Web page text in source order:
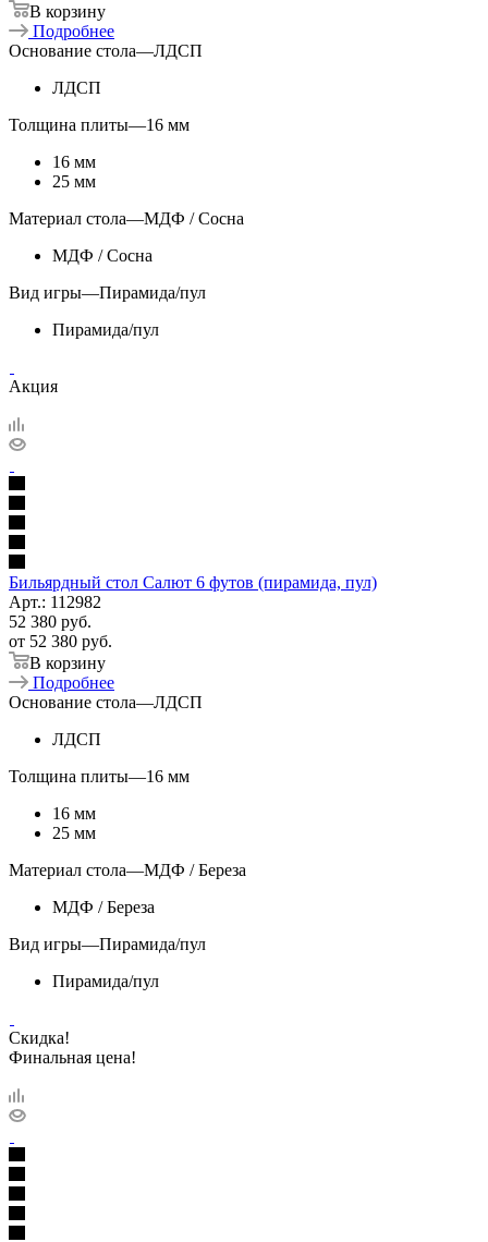
В корзину
Подробнее
Основание стола—ЛДСП
ЛДСП
Толщина плиты—16 мм
16 мм
25 мм
Материал стола—МДФ / Сосна
МДФ / Сосна
Вид игры—Пирамида/пул
Пирамида/пул
Акция
Бильярдный стол Салют 6 футов (пирамида, пул)
Арт.: 112982
52 380 руб.
от 52 380 руб.
В корзину
Подробнее
Основание стола—ЛДСП
ЛДСП
Толщина плиты—16 мм
16 мм
25 мм
Материал стола—МДФ / Береза
МДФ / Береза
Вид игры—Пирамида/пул
Пирамида/пул
Скидка!
Финальная цена!